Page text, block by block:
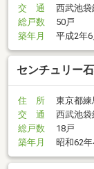
交 通
西武池袋
総戸数
50戸
築年月
平成2年6
センチュリー
住 所
東京都
交 通
西武池袋
総戸数
18戸
築年月
昭和62年